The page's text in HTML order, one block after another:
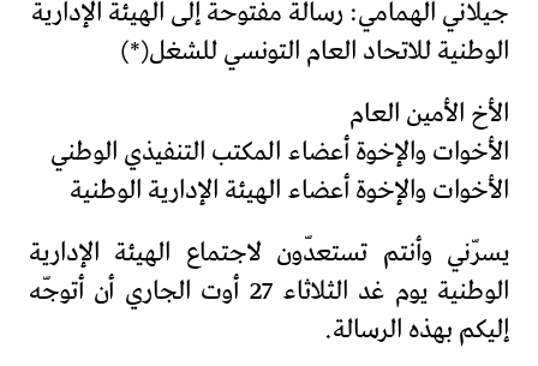
جيلاني الهمّامي: رسالة مفتوحة إلى الهيئة الإدارية
الوطنية للاتحاد العام التونسي للشغل(*)
الأخ الأمين العام
الأخوات والإخوة أعضاء المكتب التنفيذي الوطني
الأخوات والإخوة أعضاء الهيئة الإدارية الوطنية
يسرّني وأنتم تستعدّون لاجتماع الهيئة الإدارية
الوطنية يوم غد الثلاثاء 27 أوت الجاري أن أتوجّه
إليكم بهذه الرسالة.